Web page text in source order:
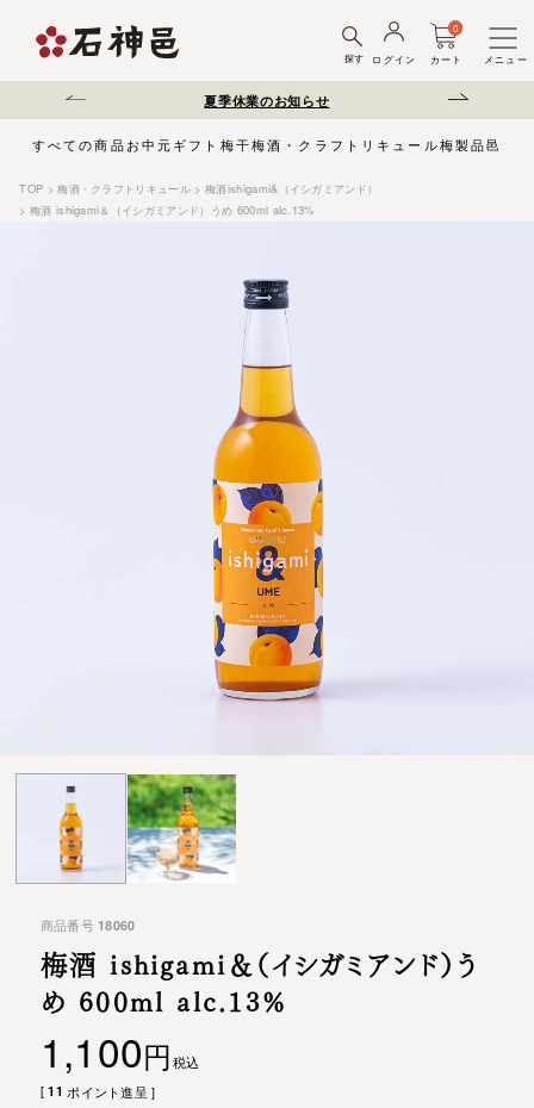
探す ログイン カート
0
メニュー
延について 夏季休業のお知らせ 弊社を装った偽
すべての商品 お中元 ギフト 梅干梅酒・クラフトリキュール梅製品邑じ
TOP 梅酒・クラフトリキュール
梅酒ishigami&（イシガミアンド）
梅酒 ishigami＆（イシガミアンド）うめ 600ml alc.13%
商品番号 18060
梅酒 ishigami＆（イシガミアンド） う
め 600ml alc.13%
1,100
税込
[ 11 ポイント進呈 ]